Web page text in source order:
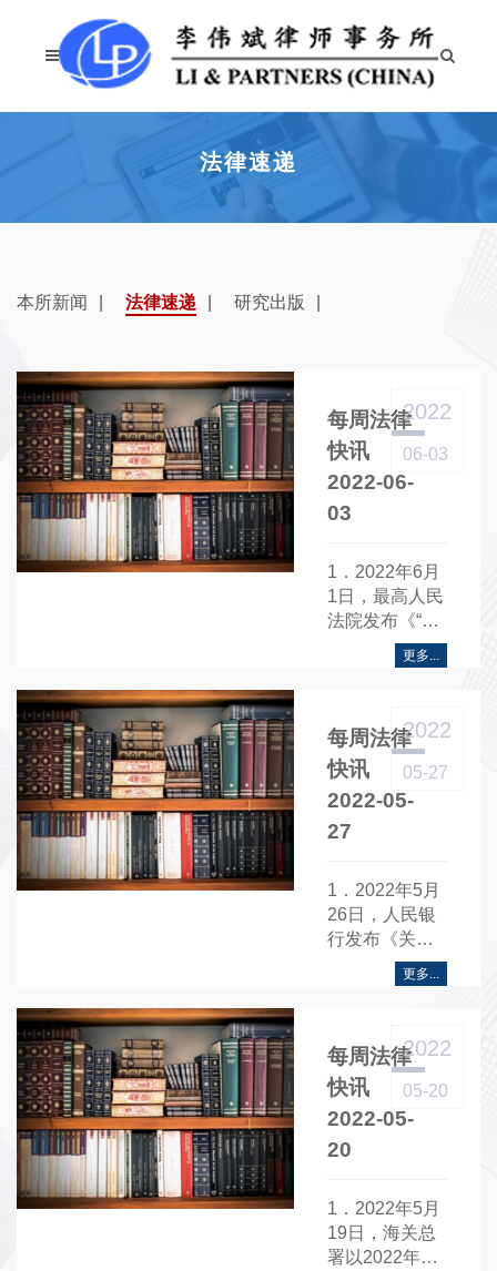
法律速递
本所新闻 法律速递 研究出版
每周法律
快讯
2022-06-
03
2022
06-03
1．2022年6月
1日，最高人民
法院发布《“打
造枫桥式人民
法庭积极服务
振兴”典型案例
——服务乡村
产业振兴
篇》......
更多...
每周法律
快讯
2022-05-
27
2022
05-27
1．2022年5月
26日，人民银
行发布《关于
推动建立金融
服务小微企业
会贷长效机制
的通知》（简
称“《通
知》”）......
更多...
每周法律
快讯
2022-05-
20
2022
05-20
1．2022年5月
19日，海关总
署以2022年第